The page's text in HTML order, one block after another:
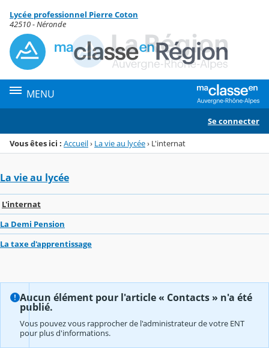
Menu de la rubrique
Contenu
Lycée professionnel Pierre Coton
42510 - Néronde
MENU
Se connecter
Vous êtes ici : Accueil› La vie au lycée› L'internat
La vie au lycée
L'internat
La Demi Pension
La taxe d'apprentissage
Aucun élément pour l'article « Contacts » n'a été
publié.
Vous pouvez vous rapprocher de l'administrateur de votre ENT
pour plus d'informations.